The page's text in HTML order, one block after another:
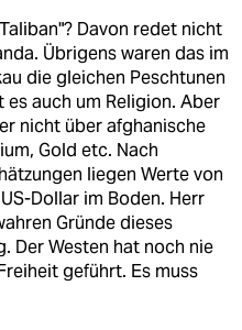
Davon redet nicht
Übrigens waren das im
die gleichen Peschtunen
es auch um Religion. Aber
nicht über afghanische
Gold etc. Nach
liegen Werte von
Dollar im Boden. Herr
Gründe dieses
Der Westen hat noch nie
geführt. Es muss